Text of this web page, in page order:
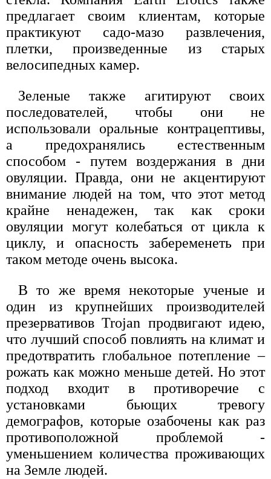
предлагает своим клиентам, которые
практикуют садо-мазо развлечения,
плетки, произведенные из старых
велосипедных камер.
Зеленые также агитируют своих
последователей, чтобы они не
использовали оральные контрацептивы,
а предохранялись естественным
способом - путем воздержания в дни
овуляции. Правда, они не акцентируют
внимание людей на том, что этот метод
крайне ненадежен, так как сроки
овуляции могут колебаться от цикла к
циклу, и опасность забеременеть при
таком методе очень высока.
В то же время некоторые ученые и
один из крупнейших производителей
презервативов Trojan продвигают идею,
что лучший способ повлиять на климат и
предотвратить глобальное потепление –
рожать как можно меньше детей. Но этот
подход входит в противоречие с
установками бьющих тревогу
демографов, которые озабочены как раз
противоположной проблемой -
уменьшением количества проживающих
на Земле людей.